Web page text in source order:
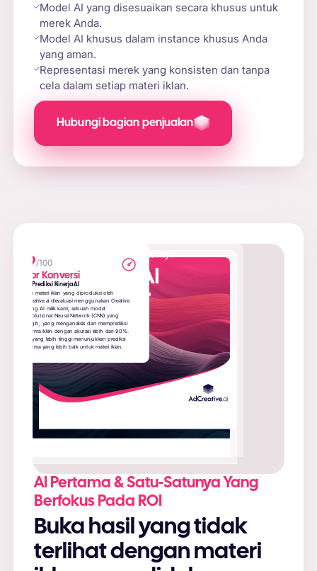
Model AI yang disesuaikan secara khusus untuk
merek Anda.
Model AI khusus dalam instance khusus Anda
yang aman.
Representasi merek yang konsisten dan tanpa
cela dalam setiap materi iklan.
Hubungi bagian penjualan
AI Pertama & Satu-Satunya Yang
Berfokus Pada ROI
Buka hasil yang tidak
terlihat dengan materi
99/100
Skor Konversi
Skor Prediksi Kinerja AI
Setiap materi iklan yang diproduksi oleh
AdCreative.ai dievaluasi menggunakan Creative
Scoring AI milik kami, sebuah model
Convolutional Neural Network (CNN) yang
canggih, yang menganalisis dan memprediksi
performa iklan dengan akurasi lebih dari 90%.
Skor yang lebih tinggi menunjukkan prediksi
performa yang lebih baik untuk materi iklan.